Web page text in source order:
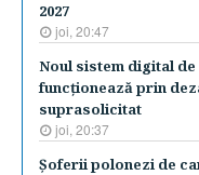
2027
joi, 20:47
Noul sistem digital
funcţionează prin
suprasolicitat
joi, 20:37
Şoferii polonezi de